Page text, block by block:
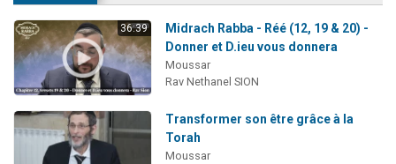
36:39
Midrach Rabba - Réé (12, 19 & 20) -
Donner et D.ieu vous donnera
Moussar
Rav Nethanel SION
Transformer son être grâce à la
Torah
Moussar